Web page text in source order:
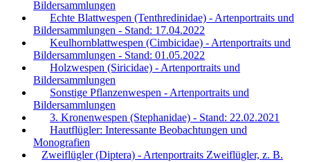
Bildersammlungen
Echte Blattwespen (Tenthredinidae) - Artenportraits und
Bildersammlungen - Stand: 17.04.2022
Keulhornblattwespen (Cimbicidae) - Artenportraits und
Bildersammlungen - Stand: 01.05.2022
Holzwespen (Siricidae) - Artenportraits und
Bildersammlungen
Sonstige Pflanzenwespen - Artenportraits und
Bildersammlungen
3. Kronenwespen (Stephanidae) - Stand: 22.02.2021
Hautflügler: Interessante Beobachtungen und
Monografien
Zweiflügler (Diptera) - Artenportraits Zweiflügler, z. B.